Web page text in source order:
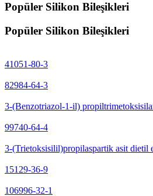
Popüler Silikon Bileşikleri
Popüler Silikon Bileşikleri
41051-80-3
82984-64-3
3-(Benzotriazol-1-il)
99740-64-4
3-(Trietoksisilil)propilaspartik asit dietil
15129-36-9
106996-32-1